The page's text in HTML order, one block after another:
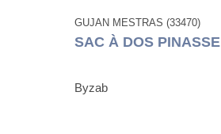
GUJAN MESTRAS (33470)
SAC À DOS PINASSE
Byzab